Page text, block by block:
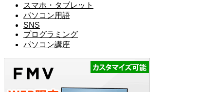
スマホ・タブレット
パソコン用語
SNS
プログラミング
パソコン講座